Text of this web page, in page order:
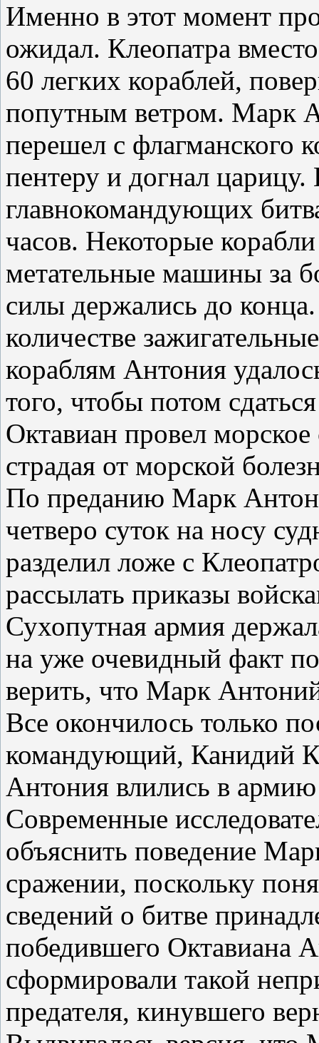
Именно в этот момент
ожидал. Клеопатра
60 легких кораблей,
попутным ветром. Марк
перешел с флагманского
пентеру и догнал царицу.
главнокомандующих
часов. Некоторые
метательные машины за
силы держались до
количестве
кораблям Антония
того, чтобы потом
Октавиан провел
страдая от морской
По преданию Марк
четверо суток на носу
разделил ложе с
рассылать приказы
Сухопутная армия
на уже очевидный факт
верить, что Марк
Все окончилось только
командующий, Канидий
Антония влились в
Современные
объяснить поведение
сражении, поскольку
сведений о битве
победившего Октавиана
сформировали такой
предателя, кинувшего